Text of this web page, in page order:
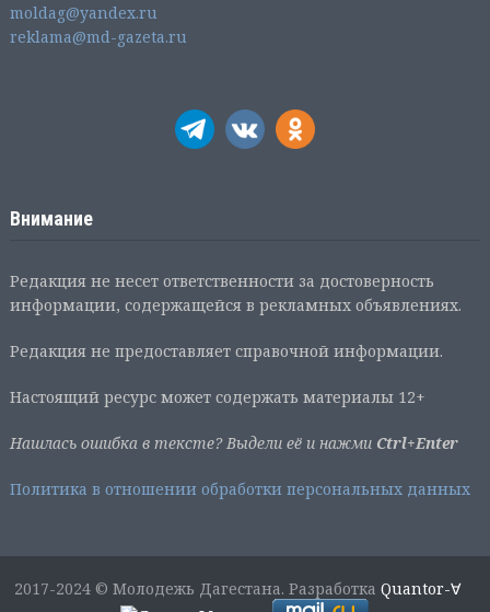
moldag@yandex.ru
reklama@md-gazeta.ru
Внимание
Редакция не несет ответственности за достоверность
информации, содержащейся в рекламных объявлениях.
Редакция не предоставляет справочной информации.
Настоящий ресурс может содержать материалы 12+
Нашлась ошибка в тексте? Выдели её и нажми Ctrl+Enter
Политика в отношении обработки персональных данных
2017-2024 © Молодежь Дагестана. РазработкаQuantor-∀